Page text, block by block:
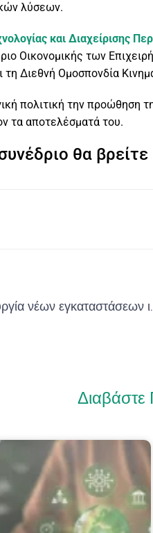
λύσεων.
και Διαχείρισης
Οικονομικής των
Διεθνή Ομοσπονδία
πολιτική την προώθηση
τα αποτελέσματά του.
θα
Πρόγραμμα
Διαβάστε